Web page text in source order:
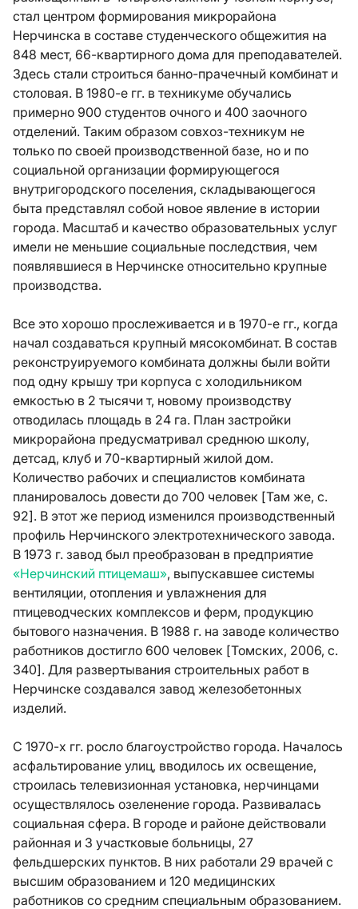
стал центром формирования микрорайона
Нерчинска в составе студенческого общежития на
848 мест, 66-квартирного дома для преподавателей.
Здесь стали строиться банно-прачечный комбинат и
столовая. В 1980-е гг. в техникуме обучались
примерно 900 студентов очного и 400 заочного
отделений. Таким образом совхоз-техникум не
только по своей производственной базе, но и по
социальной организации формирующегося
внутригородского поселения, складывающегося
быта представлял собой новое явление в истории
города. Масштаб и качество образовательных услуг
имели не меньшие социальные последствия, чем
появлявшиеся в Нерчинске относительно крупные
производства.
Все это хорошо прослеживается и в 1970-е гг., когда
начал создаваться крупный мясокомбинат. В состав
реконструируемого комбината должны были войти
под одну крышу три корпуса с холодильником
емкостью в 2 тысячи т, новому производству
отводилась площадь в 24 га. План застройки
микрорайона предусматривал среднюю школу,
детсад, клуб и 70-квартирный жилой дом.
Количество рабочих и специалистов комбината
планировалось довести до 700 человек [Там же, с.
92]. В этот же период изменился производственный
профиль Нерчинского электротехнического завода.
В 1973 г. завод был преобразован в предприятие
«Нерчинский птицемаш», выпускавшее системы
вентиляции, отопления и увлажнения для
птицеводческих комплексов и ферм, продукцию
бытового назначения. В 1988 г. на заводе количество
работников достигло 600 человек [Томских, 2006, с.
340]. Для развертывания строительных работ в
Нерчинске создавался завод железобетонных
изделий.
С 1970-х гг. росло благоустройство города. Началось
асфальтирование улиц, вводилось их освещение,
строилась телевизионная установка, нерчинцами
осуществлялось озеленение города. Развивалась
социальная сфера. В городе и районе действовали
районная и 3 участковые больницы, 27
фельдшерских пунктов. В них работали 29 врачей с
высшим образованием и 120 медицинских
работников со средним специальным образованием.